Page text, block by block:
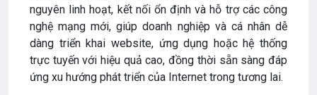
nguyên linh hoạt, kết nối ổn định và hỗ trợ các công
nghệ mạng mới, giúp doanh nghiệp và cá nhân dễ
dàng triển khai website, ứng dụng hoặc hệ thống
trực tuyến với hiệu quả cao, đồng thời sẵn sàng đáp
ứng xu hướng phát triển của Internet trong tương lai.